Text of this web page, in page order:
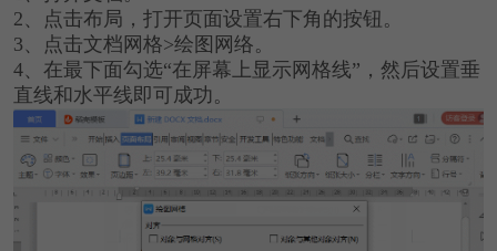
2、点击布局，打开页面设置右下角的按钮。
3、点击文档网格>绘图网络。
4、在最下面勾选“在屏幕上显示网格线”，然后设置垂
直线和水平线即可成功。